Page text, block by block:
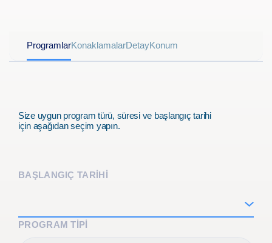
ProgramlarKonaklamalarDetayKonum
Size uygun program türü, süresi ve başlangıç tarihi
için aşağıdan seçim yapın.
BAŞLANGIÇ TARİHİ
PROGRAM TIPI